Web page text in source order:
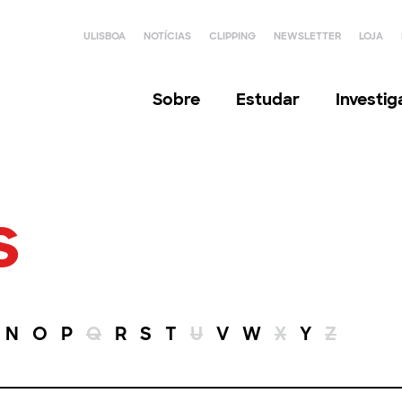
ULISBOA NOTÍCIAS CLIPPING NEWSLETTER LOJA
Sobre Estudar
N O P Q R S T U V W X Y Z